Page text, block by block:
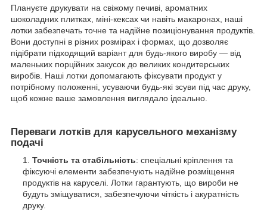
Плануєте друкувати на свіжому печиві, ароматних
шоколадних плитках, міні-кексах чи навіть макаронах, наші
лотки забезпечать точне та надійне позиціонування продуктів.
Вони доступні в різних розмірах і формах, що дозволяє
підібрати підходящий варіант для будь-якого виробу — від
маленьких порційних закусок до великих кондитерських
виробів. Наші лотки допомагають фіксувати продукт у
потрібному положенні, усуваючи будь-які зсуви під час друку,
щоб кожне ваше замовлення виглядало ідеально.
Переваги лотків для карусельного механізму
подачі
Точність та стабільність: спеціальні кріплення та
фіксуючі елементи забезпечують надійне розміщення
продуктів на каруселі. Лотки гарантують, що вироби не
будуть зміщуватися, забезпечуючи чіткість і акуратність
друку.